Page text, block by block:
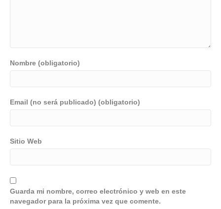
Nombre (obligatorio)
Email (no será publicado) (obligatorio)
Sitio Web
Guarda mi nombre, correo electrónico y web en este
navegador para la próxima vez que comente.